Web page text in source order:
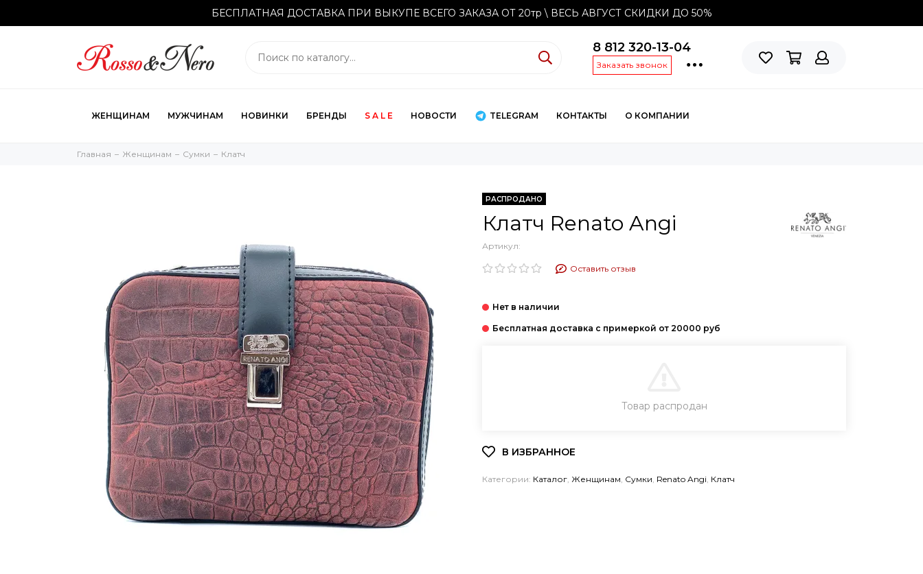
БЕСПЛАТНАЯ ДОСТАВКА ПРИ ВЫКУПЕ ВСЕГО ЗАКАЗА ОТ 20тр \ ВЕСЬ АВГУСТ СКИДКИ ДО 50%
8 812 320-13-04
Заказать звонок
ЖЕНЩИНАМ МУЖЧИНАМ НОВИНКИ БРЕНДЫ S A L E НОВОСТИ TELEGRAM КОНТАКТЫ О КОМПАНИИ
Главная Женщинам Cумки Клатч
РАСПРОДАНО
Клатч Renato Angi
Артикул:
Оставить отзыв
КУПИТЬ В 1 КЛИК
Товар распродан
Категории: Каталог Женщинам Cумки Renato Angi Клатч